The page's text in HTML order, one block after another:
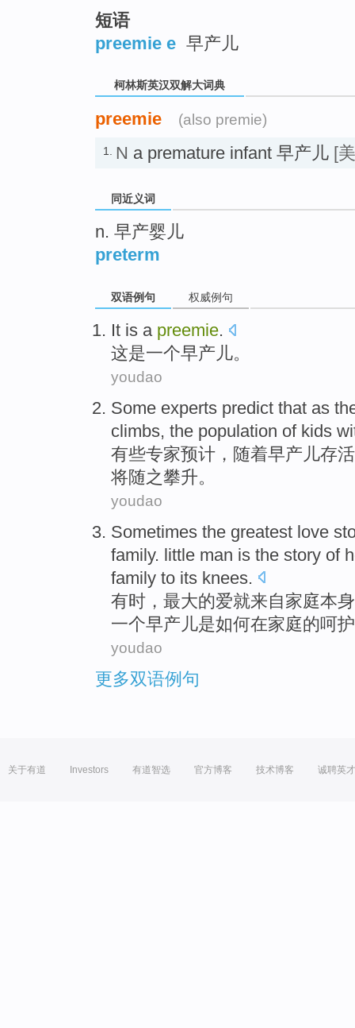
短语
preemie e 早产儿
柯林斯英汉双解大词典
preemie (also premie)
1. N a premature infant 早产儿 [
同近义词
n. 早产婴儿
preterm
双语例句 权威例句
It is a preemie.
这是一个早产儿。
youdao
Some experts predict that as
climbs, the population ofkids
有些专家预计 ， 随着早产儿存
将随之攀升。
youdao
Sometimes the greatest love
family. little man is the story of
family to its knees.
有时 ， 最大的爱就来自家庭本身
一个早产儿是如何在家庭的呵护
youdao
更多双语例句
关于有道 Investors 有道智选 官方博客 技术博客 诚聘英才